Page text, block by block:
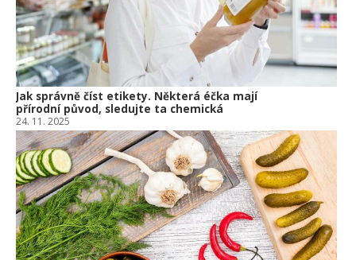
Jak správně číst etikety. Některá éčka mají
přírodní původ, sledujte ta chemická
24. 11. 2025